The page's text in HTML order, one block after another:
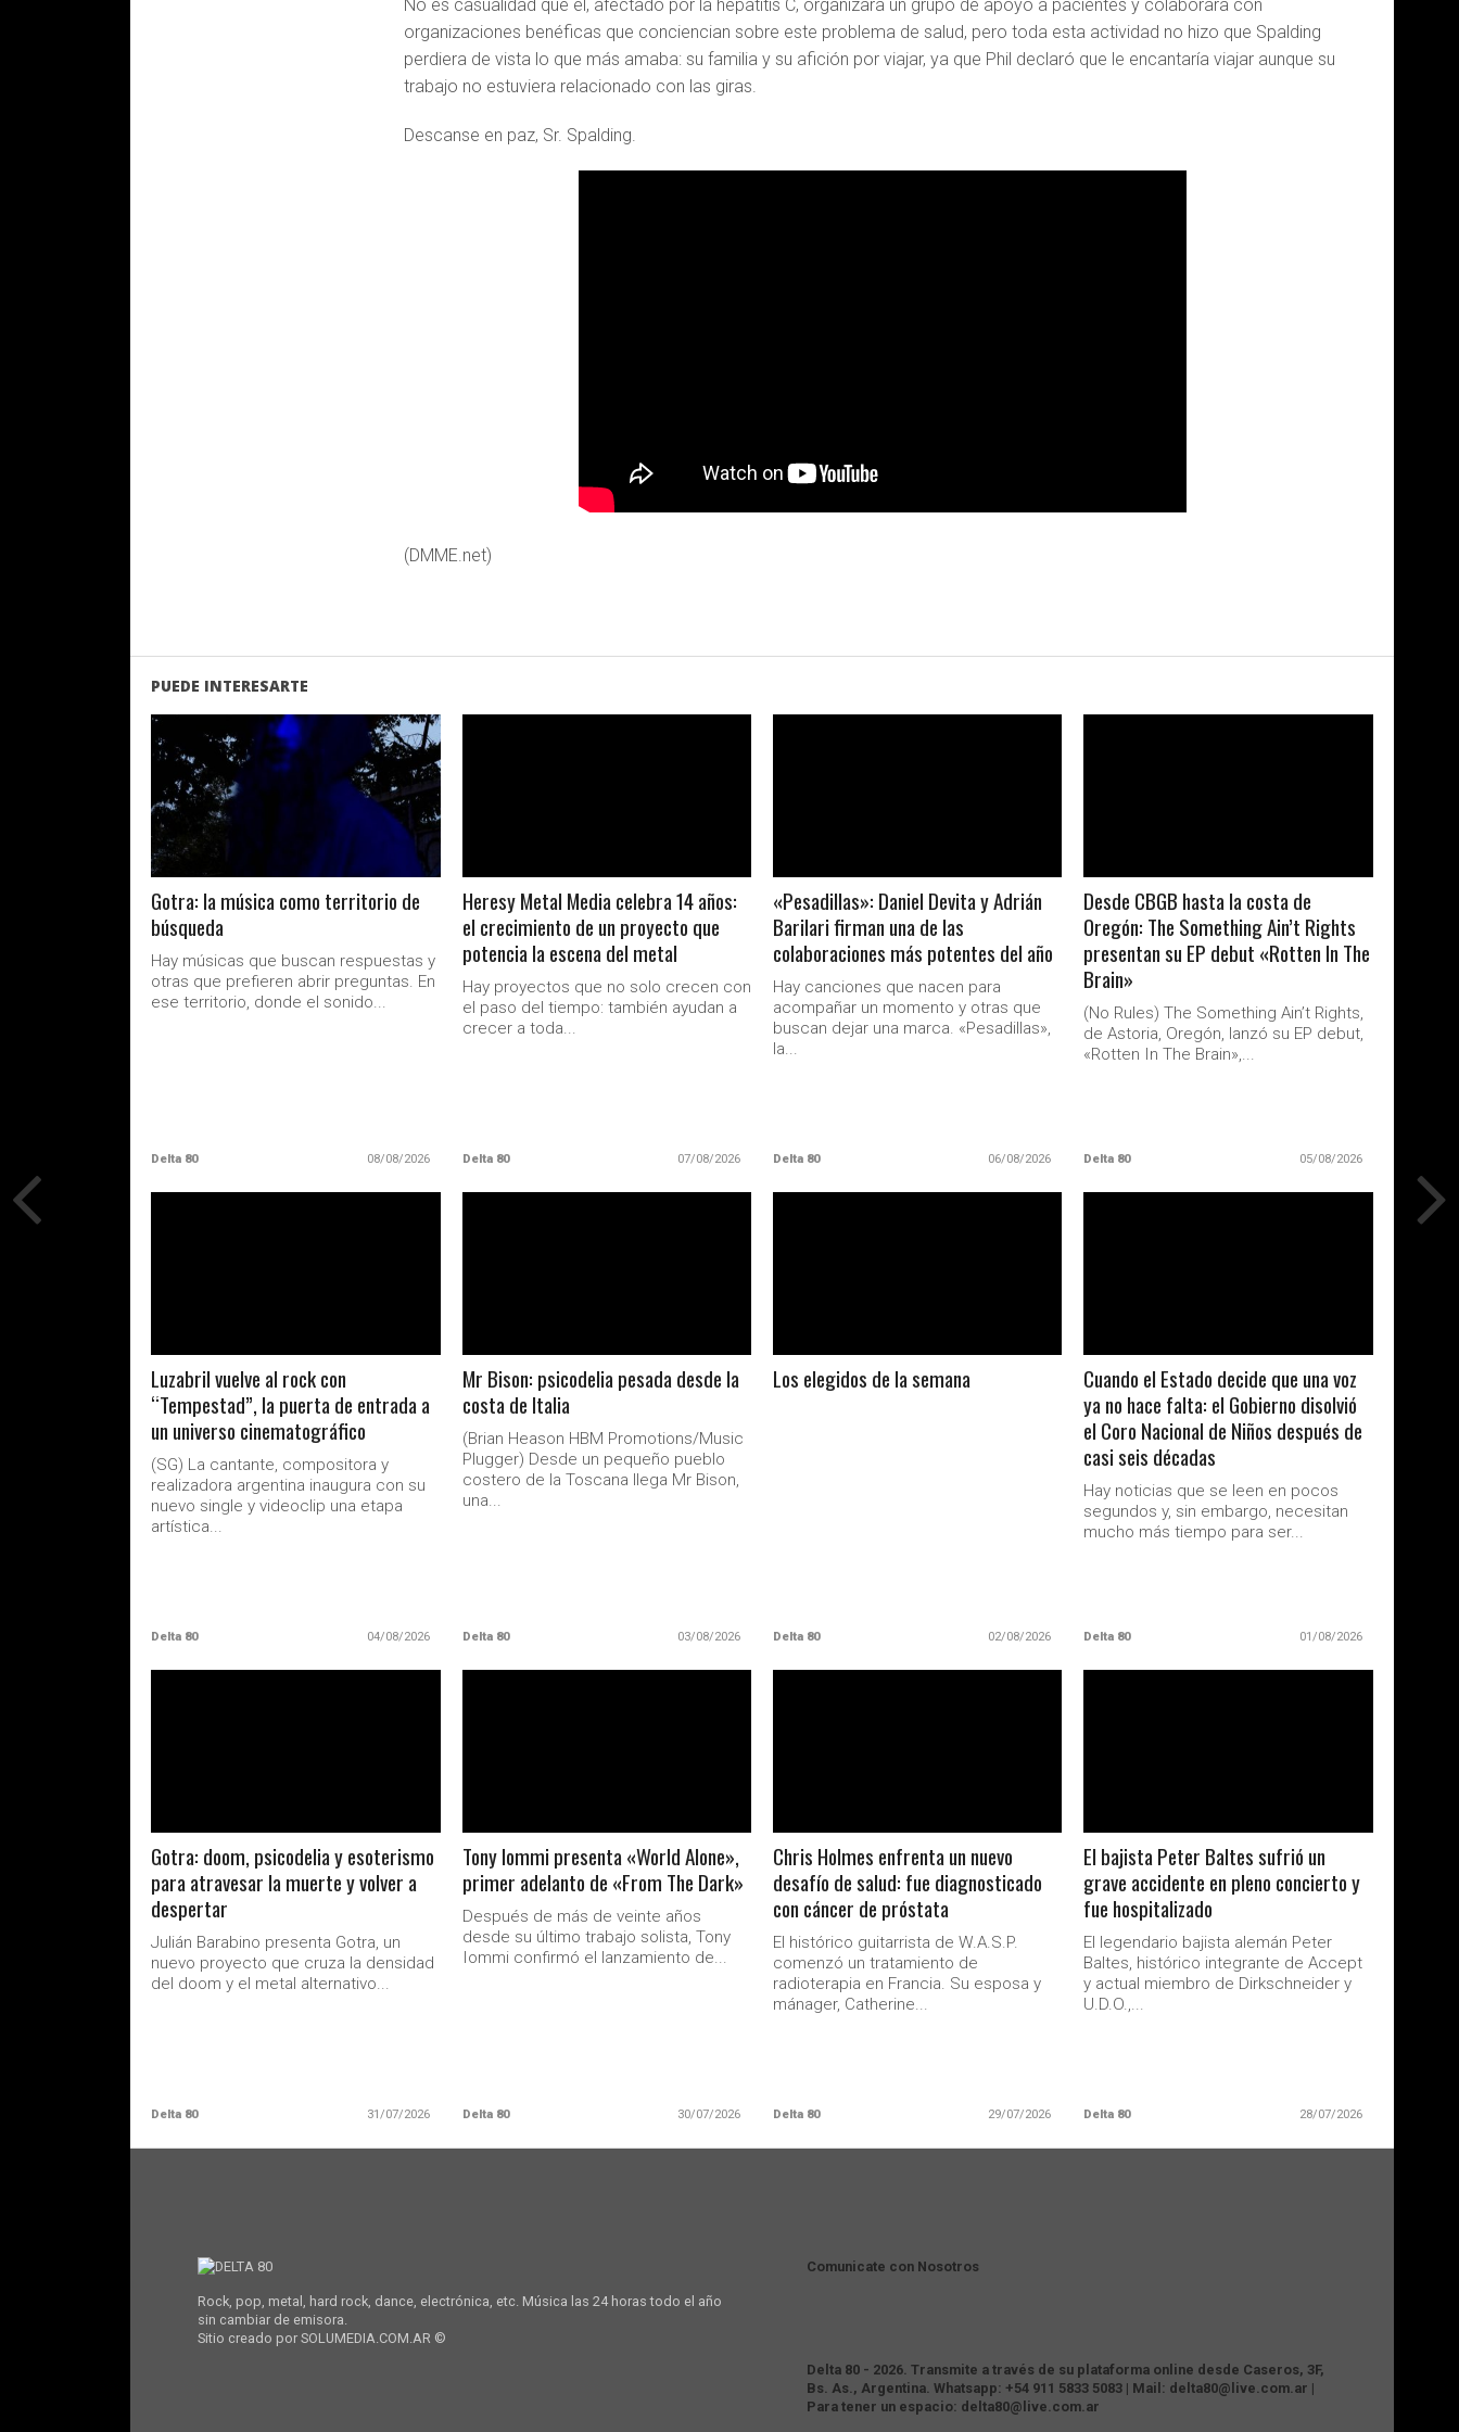
No es casualidad que él, afectado por la hepatitis C, organizara un grupo de apoyo a pacientes y colaborara con
organizaciones benéficas que conciencian sobre este problema de salud, pero toda esta actividad no hizo que Spalding
perdiera de vista lo que más amaba: su familia y su afición por viajar, ya que Phil declaró que le encantaría viajar aunque su
trabajo no estuviera relacionado con las giras.
Descanse en paz, Sr. Spalding.
(DMME.net)
PUEDE INTERESARTE
LEER MAS
Gotra: la música como territorio de
búsqueda
Hay músicas que buscan respuestas y
otras que prefieren abrir preguntas. En
ese territorio, donde el sonido...
Delta 80 08/08/2026
Heresy Metal Media celebra 14 años:
el crecimiento de un proyecto que
potencia la escena del metal
Hay proyectos que no solo crecen con
el paso del tiempo: también ayudan a
crecer a toda...
Delta 80 07/08/2026
«Pesadillas»: Daniel Devita y Adrián
Barilari firman una de las
colaboraciones más potentes del año
Hay canciones que nacen para
acompañar un momento y otras que
buscan dejar una marca. «Pesadillas»,
la...
Delta 80 06/08/2026
Desde CBGB hasta la costa de
Oregón: The Something Ain’t Rights
presentan su EP debut «Rotten In The
Brain»
(No Rules) The Something Ain’t Rights,
de Astoria, Oregón, lanzó su EP debut,
«Rotten In The Brain»,...
Delta 80 05/08/2026
Luzabril vuelve al rock con
“Tempestad”, la puerta de entrada a
un universo cinematográfico
(SG) La cantante, compositora y
realizadora argentina inaugura con su
nuevo single y videoclip una etapa
artística...
Delta 80 04/08/2026
Mr Bison: psicodelia pesada desde la
costa de Italia
(Brian Heason HBM Promotions/Music
Plugger) Desde un pequeño pueblo
costero de la Toscana llega Mr Bison,
una...
Delta 80 03/08/2026
Los elegidos de la semana
Delta 80 02/08/2026
Cuando el Estado decide que una voz
ya no hace falta: el Gobierno disolvió
el Coro Nacional de Niños después de
casi seis décadas
Hay noticias que se leen en pocos
segundos y, sin embargo, necesitan
mucho más tiempo para ser...
Delta 80 01/08/2026
Gotra: doom, psicodelia y esoterismo
para atravesar la muerte y volver a
despertar
Julián Barabino presenta Gotra, un
nuevo proyecto que cruza la densidad
del doom y el metal alternativo...
Delta 80 31/07/2026
Tony Iommi presenta «World Alone»,
primer adelanto de «From The Dark»
Después de más de veinte años
desde su último trabajo solista, Tony
Iommi confirmó el lanzamiento de...
Delta 80 30/07/2026
Chris Holmes enfrenta un nuevo
desafío de salud: fue diagnosticado
con cáncer de próstata
El histórico guitarrista de W.A.S.P.
comenzó un tratamiento de
radioterapia en Francia. Su esposa y
mánager, Catherine...
Delta 80 29/07/2026
El bajista Peter Baltes sufrió un
grave accidente en pleno concierto y
fue hospitalizado
El legendario bajista alemán Peter
Baltes, histórico integrante de Accept
y actual miembro de Dirkschneider y
U.D.O.,...
Delta 80 28/07/2026
Rock, pop, metal, hard rock, dance, electrónica, etc. Música las 24 horas todo el año
sin cambiar de emisora.
Sitio creado por SOLUMEDIA.COM.AR ©
Comunicate con Nosotros
Delta 80 - 2026. Transmite a través de su plataforma online desde Caseros, 3F,
Bs. As., Argentina. Whatsapp: +54 911 5833 5083 | Mail: delta80@live.com.ar |
Para tener un espacio: delta80@live.com.ar